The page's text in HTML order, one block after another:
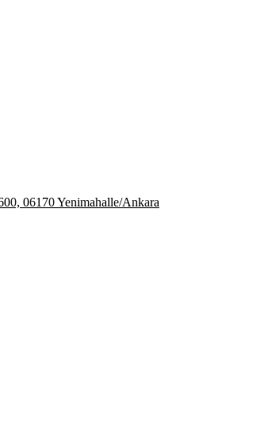
06170 Yenimahalle/Ankara